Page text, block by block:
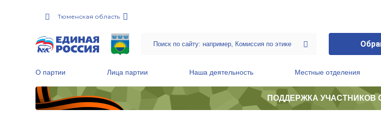
Тюменская область
О партии Лица партии Наша деятельность Местные отделения
ПОДДЕРЖКА УЧАСТНИКОВ